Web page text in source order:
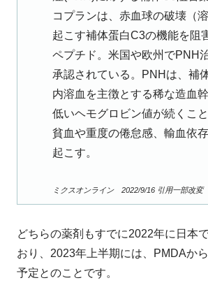
コプランは、赤血球の破壊（
起こす補体蛋白C3の機能を阻
ペプチド。米国や欧州でPNH
承認されている。PNHは、補
内溶血を主徴とする稀な造血幹
低いヘモグロビン値が続くこと
貧血や重度の倦怠感、輸血依
起こす。
ミクスオンライン 2022/9/16 引用一部改変
どちらの薬剤もすでに2022年に日本
おり、2023年上半期には、PMDAか
予定とのことです。